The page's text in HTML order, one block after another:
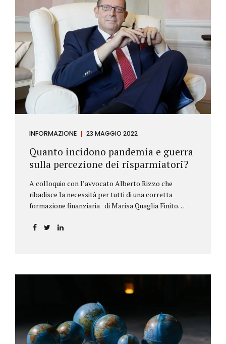
tale provvedimento, gravemente pregiudizievole per
la propria persona, in quanto impeditivo dello
svolgimento della libera professione. Per il Giudice
fiorentino, Dott.ssa Susanna Zanda, il
provvedimento assunto dal Consiglio lede...
INFORMAZIONE 23 MAGGIO 2022
Quanto incidono pandemia e guerra
sulla percezione dei risparmiatori?
A colloquio con l’avvocato Alberto Rizzo che
ribadisce la necessità per tutti di una corretta
formazione finanziaria di Marisa Quaglia Finito
periodo grigio della pandemia da Covid, possiamo
bancario e postale, direttore generale
dell’Accademia di educazione finanziaria presieduta
da Beppe Ghisolfi. Avvocato Rizzo, si sono
registrati cambiamenti sulla percezione della
sicurezza dei propri risparmi? Parto da una
considerazione scientifica. John Ioannidis, noto
professore di medicina, di epidemiologia e...